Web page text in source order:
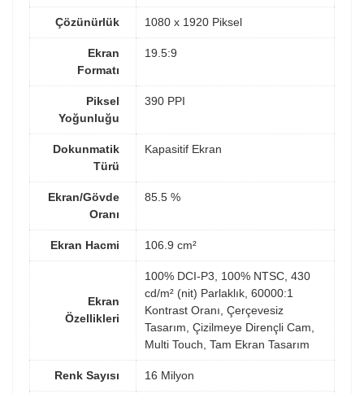
Çözünürlük 1080 x 1920 Piksel
Ekran
Formatı
19.5:9
Piksel
Yoğunluğu
390 PPI
Dokunmatik
Türü
Kapasitif Ekran
Ekran/Gövde
Oranı
85.5 %
Ekran Hacmi 106.9 cm²
Ekran
Özellikleri
100% DCI-P3, 100% NTSC, 430
cd/m² (nit) Parlaklık, 60000:1
Kontrast Oranı, Çerçevesiz
Tasarım, Çizilmeye Dirençli Cam,
Multi Touch, Tam Ekran Tasarım
Renk Sayısı 16 Milyon